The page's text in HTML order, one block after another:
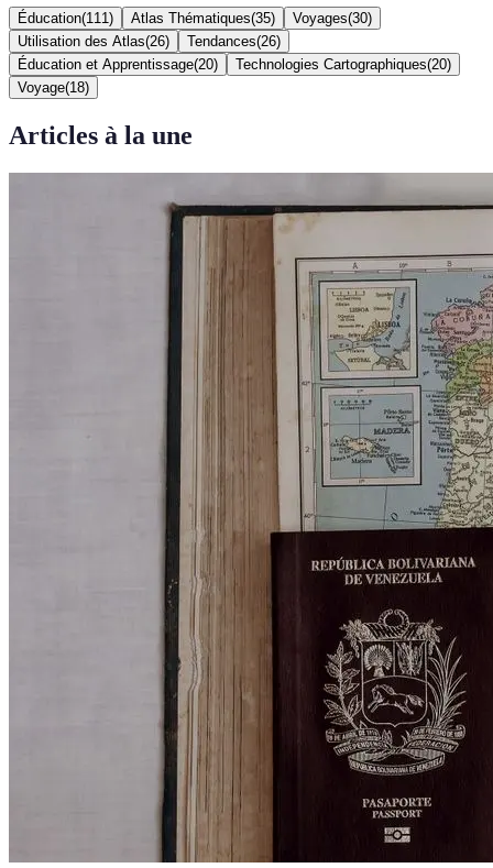
Éducation(111 ) Atlas Thématiques(35) Voyages(30)
Utilisation des Atlas(26) Tendances(26)
Éducation et Apprentissage(20) Technologies Cartographiques(20)
Voyage(18)
Articles à la une